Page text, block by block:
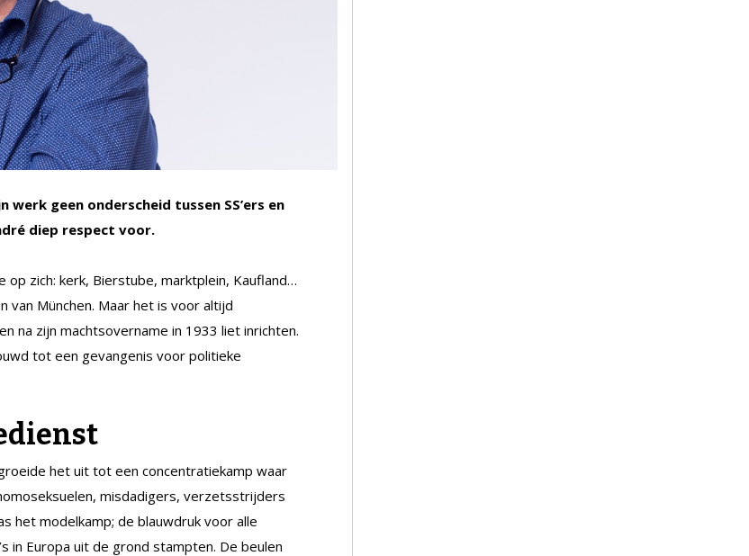
geen onderscheid tussen SS’ers en
diep respect voor.
op zich: kerk, Bierstube, marktplein, Kaufland…
München. Maar het is voor altijd
na zijn machtsovername in 1933 liet inrichten.
tot een gevangenis voor politieke
het uit tot een concentratiekamp waar
misdadigers, verzetsstrijders
het modelkamp; de blauwdruk voor alle
in Europa uit de grond stampten. De beulen